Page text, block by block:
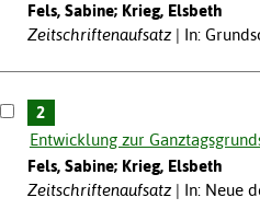
Fels, Sabine; Krieg, Elsbeth
Zeitschriftenaufsatz
In:
2
Entwicklung zur
Fels, Sabine; Krieg, Elsbeth
Zeitschriftenaufsatz
In: Neue